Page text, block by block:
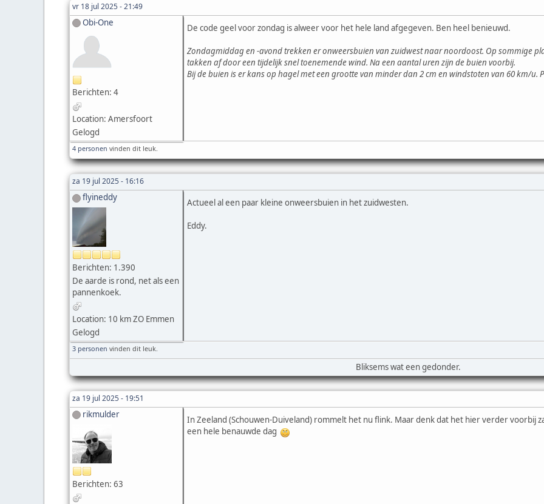
vr 18 jul 2025 - 21:49
Obi-One
Berichten: 4
Location: Amersfoort
Gelogd
De code geel voor zondag is alweer voor het hele land afgegeven. Ben heel benieuwd.
Zondagmiddag en -avond trekken er onweersbuien van zuidwest naar noordoost. Op sommige
takken af door een tijdelijk snel toenemende wind. Na een aantal uren zijn de buien voorbij.
Bij de buien is er kans op hagel met een grootte van minder dan 2 cm en windstoten van 60 km/u.
4 personen vinden dit leuk.
za 19 jul 2025 - 16:16
flyineddy
Berichten: 1.390
De aarde is rond, net als een
pannenkoek.
Location: 10 km ZO Emmen
Gelogd
Actueel al een paar kleine onweersbuien in het zuidwesten.
Eddy.
3 personen vinden dit leuk.
Bliksems wat een gedonder.
za 19 jul 2025 - 19:51
rikmulder
Berichten: 63
In Zeeland (Schouwen-Duiveland) rommelt het nu flink. Maar denk dat het hier verder voorbij
een hele benauwde dag